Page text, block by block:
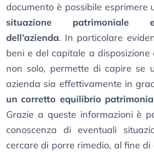
documento è possibile esprimere
situazione patrimoniale
dell’azienda. In particolare
beni e del capitale a disposizione
non solo, permette di capire se
azienda sia effettivamente in
un corretto equilibrio
Grazie a queste informazioni è
conoscenza di eventuali
cercare di porre rimedio, al fine di